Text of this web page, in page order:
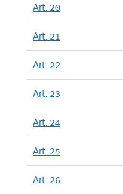
Art. 20
Art. 21
Art. 22
Art. 23
Art. 24
Art. 25
Art. 26